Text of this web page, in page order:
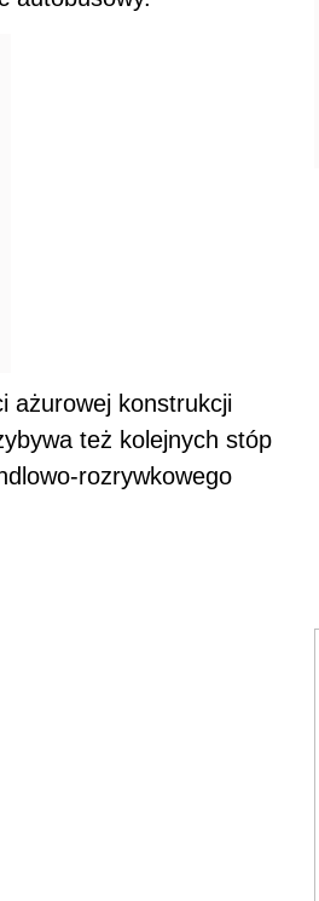
ażurowej konstrukcji
też kolejnych stóp
rozrywkowego